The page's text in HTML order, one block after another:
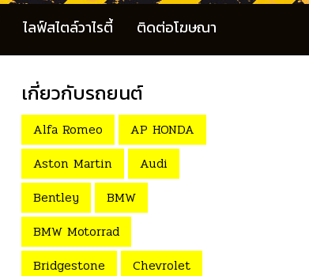
ไลฟ์สไตล์วาไรตี้ ติดต่อโฆษณา
เกี่ยวกับรถยนต์
Alfa Romeo
AP HONDA
Aston Martin
Audi
Bentley
BMW
BMW Motorrad
Bridgestone
Chevrolet